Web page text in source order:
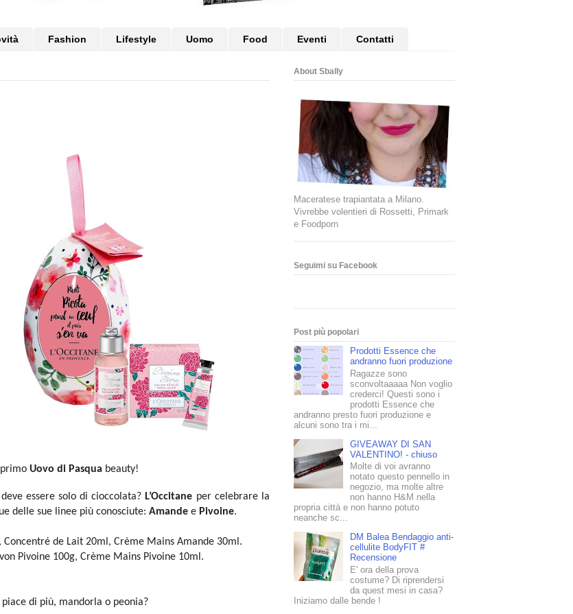
Fashion Lifestyle Uomo Food Eventi Contatti
Uovo di Pasqua beauty!
essere solo di cioccolata? L’Occitane per celebrare la
delle sue linee più conosciute: Amande e Pivoine.
Concentré de Lait 20ml, Crème Mains Amande 30ml.
Pivoine 100g, Crème Mains Pivoine 10ml.
di più, mandorla o peonia?
About Sbally
Maceratese trapiantata a Milano.
Vivrebbe volentieri di Rossetti, Primark
e Foodporn
Seguimi su Facebook
Post più popolari
Prodotti Essence che
andranno fuori produzione
Ragazze sono
sconvoltaaaaa Non voglio
crederci! Questi sono i
prodotti Essence che
andranno presto fuori produzione e
alcuni sono tra i mi...
GIVEAWAY DI SAN
VALENTINO! - chiuso
Molte di voi avranno
notato questo pennello in
negozio, ma molte altre
non hanno H&M nella
propria città e non hanno potuto
neanche sc...
DM Balea Bendaggio anti-
cellulite BodyFIT #
Recensione
E' ora della prova
costume? Di riprendersi
da quest mesi in casa?
Iniziamo dalle bende !